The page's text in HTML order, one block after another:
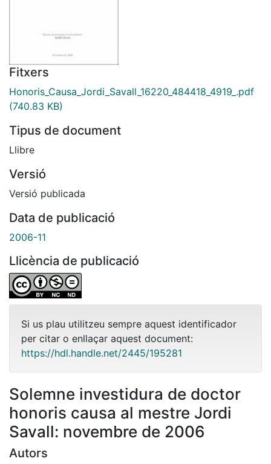
Fitxers
Honoris_Causa_Jordi_Savall_16220_484418_4919_.pdf
(740.83 KB)
Tipus de document
Llibre
Versió
Versió publicada
Data de publicació
2006-11
Llicència de publicació
Si us plau utilitzeu sempre aquest identificador
per citar o enllaçar aquest document:
https://hdl.handle.net/2445/195281
Solemne investidura de doctor
honoris causa al mestre Jordi
Savall: novembre de 2006
Autors